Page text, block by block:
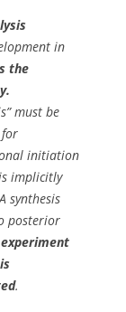
in
the
must be
for
initiation
implicitly
synthesis
posterior
.